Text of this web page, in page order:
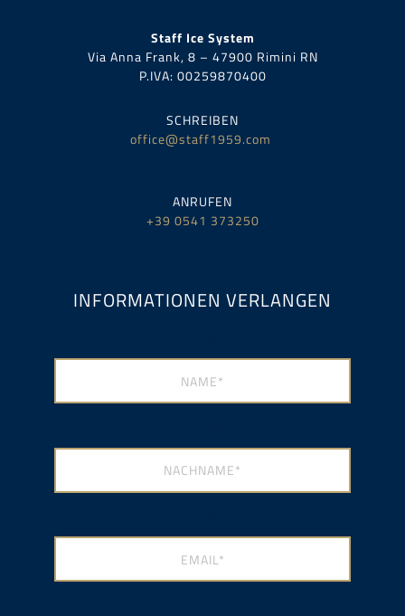
Staff Ice System
Via Anna Frank, 8 – 47900 Rimini RN
P.IVA: 00259870400
SCHREIBEN
office@staff1959.com
ANRUFEN
+39 0541 373250
INFORMATIONEN VERLANGEN